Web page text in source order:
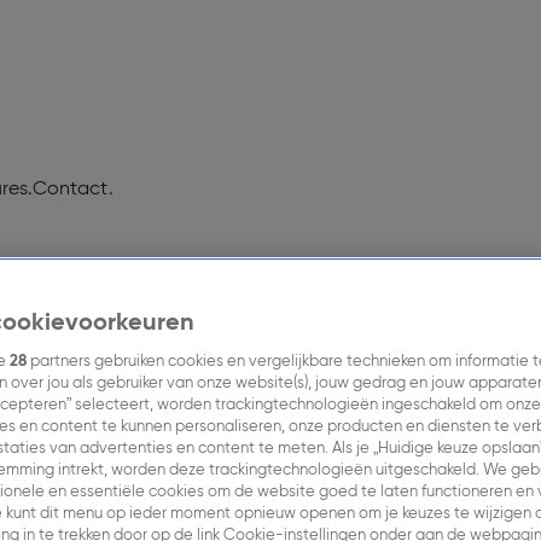
Contact.
Nieuws.Inkoopinformatie.
Hollands”, dus op ieder moment van de dag de beste
hoor je dan ook uitsluitend muziek van eigen
met Doe Maar en Het Goede Doel tot de
28 partners gebruiken cookies en vergelijkbare technieken om informatie
over jou als gebruiker van onze website(s), jouw gedrag en jouw
selecteert, worden trackingtechnologieën ingeschakeld om onze
en content te kunnen personaliseren, onze producten en diensten te
van advertenties en content te meten. Als je „Huidige keuze
intrekt, worden deze trackingtechnologieën uitgeschakeld. We
en essentiële cookies om de website goed te laten functioneren en
kunt dit menu op ieder moment opnieuw openen om je keuzes te wijzigen
in te trekken door op de link Cookie-instellingen onder aan de